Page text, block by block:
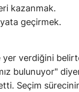
kazanmak.
geçirmek.
yer verdiğini
bulunuyor"
Seçim